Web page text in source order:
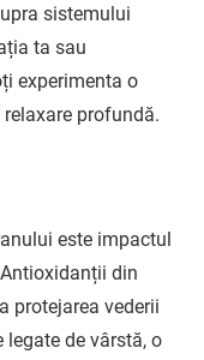
sistemului
ta sau
experimenta o
profundă.
este impactul
din
protejarea vederii
legate de vârstă, o